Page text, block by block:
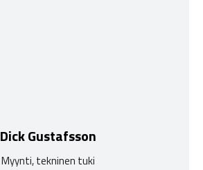
Dick Gustafsson
Myynti, tekninen tuki